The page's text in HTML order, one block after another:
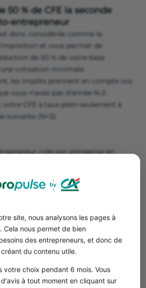
site, nous analysons les pages à
Cela nous permet de bien
des entrepreneurs, et donc de
du contenu utile.
votre choix pendant 6 mois. Vous
à tout moment en cliquant sur
50 % de CFE la seconde
entrepreneur
est donc considérée comme la
et vous permet de
de 50 % de votre base
cotisation minimale.
les impôts prennent en compte vos
vous n’avez pas d’année N-2.
votre CFE à taux plein seulement à
suivante (N+3).
crée son entreprise en
le CA N-2 pour calculer le montant
2024 et la base d’imposition à
d’un abattement de 50 %.
se baseront de nouveau
de 2024 (N-2) mais cette fois-ci,
plus de la réduction de
et vous paierez la